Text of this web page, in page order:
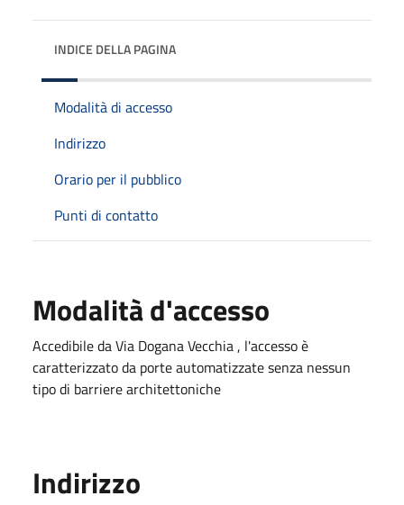
INDICE DELLA PAGINA
Modalità di accesso
Indirizzo
Orario per il pubblico
Punti di contatto
Modalità d'accesso
Accedibile da Via Dogana Vecchia , l'accesso è
caratterizzato da porte automatizzate senza nessun
tipo di barriere architettoniche
Indirizzo